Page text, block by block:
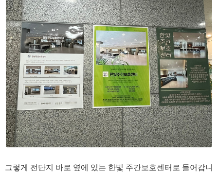
​그렇게 전단지 바로 옆에 있는 한빛 주간보호센터로 들어갑니